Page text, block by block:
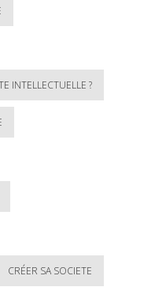
INTELLECTUELLE ?
CRÉER SA SOCIETE